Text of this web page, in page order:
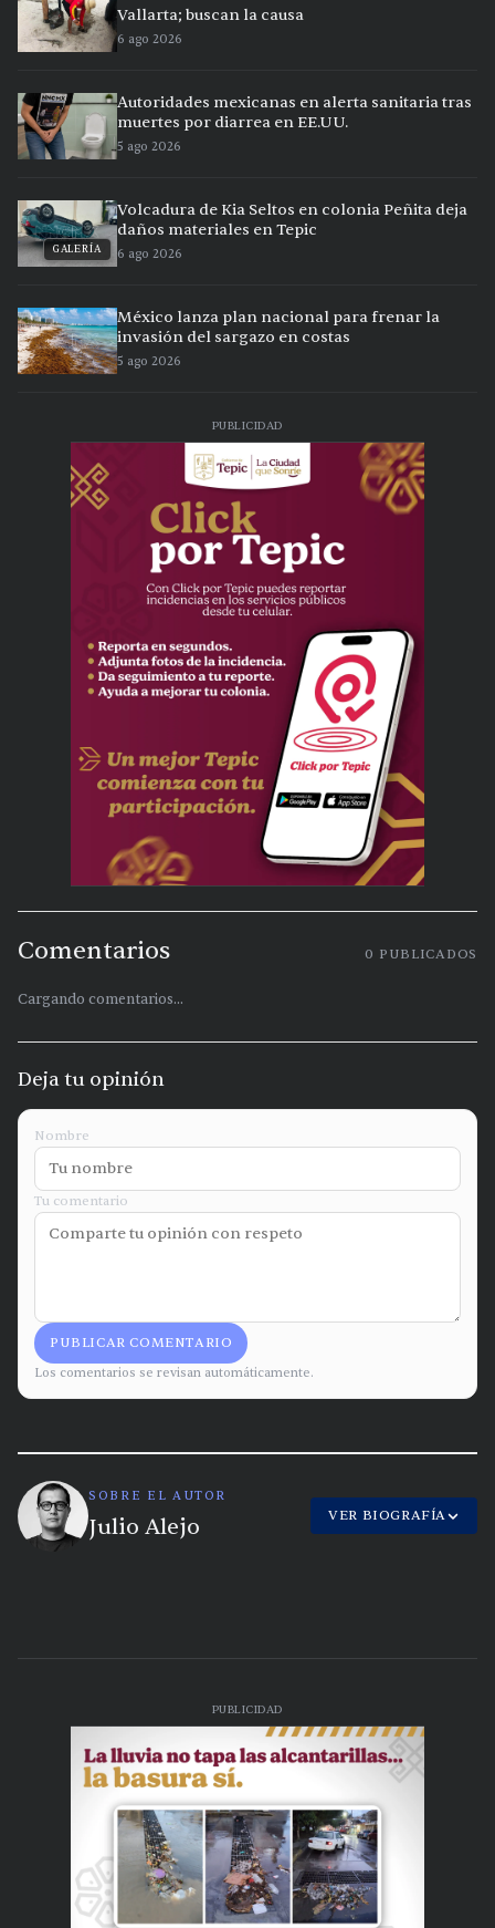
Vallarta; buscan la causa
6 ago 2026
Autoridades mexicanas en alerta sanitaria tras
muertes por diarrea en EE.UU.
5 ago 2026
GALERÍA
Volcadura de Kia Seltos en colonia Peñita deja
daños materiales en Tepic
6 ago 2026
México lanza plan nacional para frenar la
invasión del sargazo en costas
5 ago 2026
PUBLICIDAD
Comentarios 0 PUBLICADOS
Cargando comentarios...
Deja tu opinión
Nombre
Tu comentario
PUBLICAR COMENTARIO
Los comentarios se revisan automáticamente.
SOBRE EL AUTOR
Julio Alejo VER BIOGRAFÍA
PUBLICIDAD